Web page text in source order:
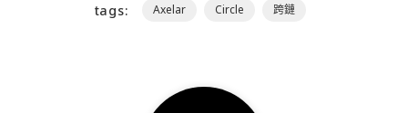
tags: Axelar Circle 跨鏈